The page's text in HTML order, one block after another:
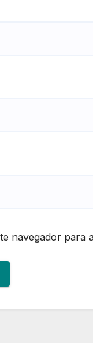
navegador para